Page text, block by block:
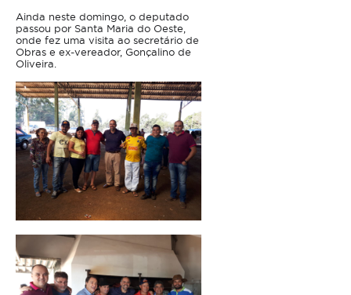
Ainda neste domingo, o deputado
passou por Santa Maria do Oeste,
onde fez uma visita ao secretário de
Obras e ex-vereador, Gonçalino de
Oliveira.